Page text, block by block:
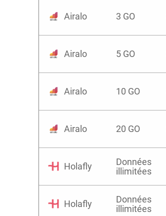
Airalo 3 GO
Airalo 5 GO
Airalo 10 GO
Airalo 20 GO
Holafly
Données
illimitées
Holafly
Données
illimitées